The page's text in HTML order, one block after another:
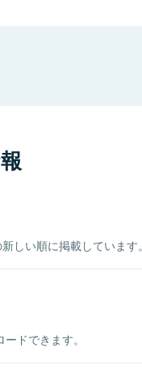
しい順に掲載しています。
ドできます。